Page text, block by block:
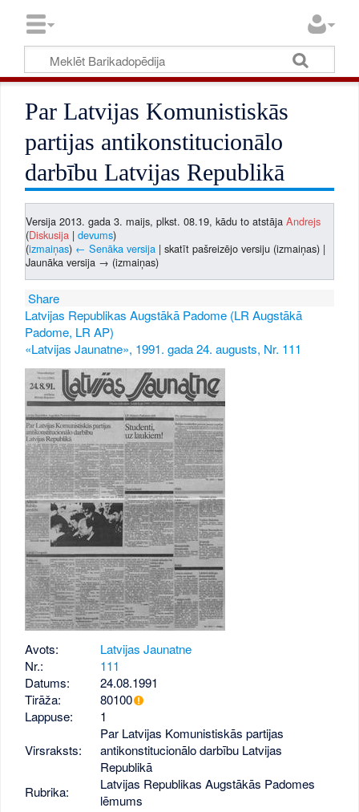
Par Latvijas Komunistiskās
partijas antikonstitucionālo
darbību Latvijas Republikā
Versija 2013. gada 3. maijs, plkst. 08.19, kādu to atstājaAndrejs
(Diskusija |devums)
(izmaiņas) ← Senāka versija | skatīt pašreizējo versiju (izmaiņas) |
Jaunāka versija → (izmaiņas)
Share
Latvijas Republikas Augstākā Padome (LR Augstākā
Padome, LR AP)
«Latvijas Jaunatne», 1991. gada 24. augusts, Nr. 111
Avots:
Latvijas Jaunatne
Nr.:
111
Datums:
24.08.1991
Tirāža:
80100
Lappuse:
1
Virsraksts:
Par Latvijas Komunistiskās partijas
antikonstitucionālo darbību Latvijas
Republikā
Rubrika:
Latvijas Republikas Augstākās Padomes
lēmums